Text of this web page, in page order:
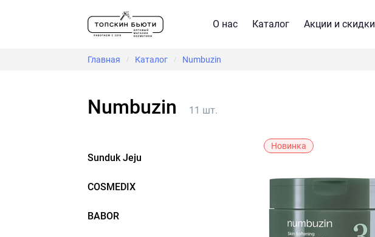
О нас Каталог Акции и скидки
Главная / Каталог / Numbuzin
Numbuzin 11 шт.
Sunduk Jeju
COSMEDIX
BABOR
Новинка